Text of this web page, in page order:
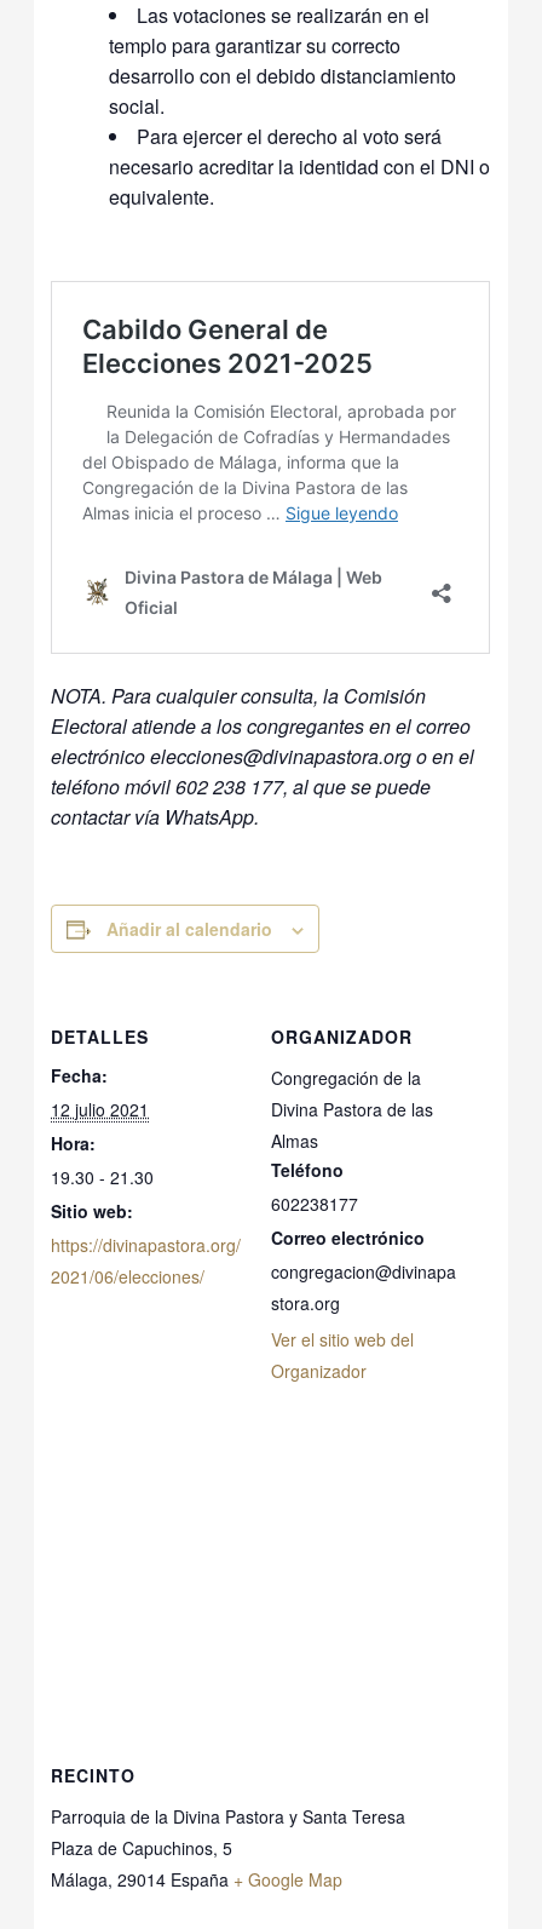
Las votaciones se realizarán en el
templo para garantizar su correcto
desarrollo con el debido distanciamiento
social.
Para ejercer el derecho al voto será
necesario acreditar la identidad con el DNI o
equivalente.
NOTA. Para cualquier consulta, la Comisión
Electoral atiende a los congregantes en el correo
electrónico elecciones@divinapastora.org o en el
teléfono móvil 602 238 177, al que se puede
contactar vía WhatsApp.
Añadir al calendario
DETALLES
Fecha:
12 julio 2021
Hora:
19.30 - 21.30
Sitio web:
https://divinapastora.org/
2021/06/elecciones/
ORGANIZADOR
Congregación de la
Divina Pastora de las
Almas
Teléfono
602238177
Correo electrónico
congregacion@divinapa
stora.org
Ver el sitio web del
Organizador
RECINTO
Parroquia de la Divina Pastora y Santa Teresa
Plaza de Capuchinos, 5
Málaga, 29014 España + Google Map